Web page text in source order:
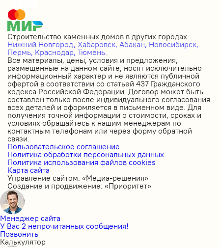
Строительство каменных домов в других городах
Нижний Новгород, Хабаровск, Абакан, Новосибирск,
Пермь, Краснодар, Тюмень.
Все материалы, цены, условия и предложения,
размещенные на данном сайте, носят исключительно
информационный характер и не являются публичной
офертой в соответствии со статьей 437 Гражданского
кодекса Российской Федерации. Договор может быть
составлен только после индивидуального согласования
всех деталей и оформляется в письменном виде. Для
получения точной информации о стоимости, сроках и
условиях обращайтесь к нашим менеджерам по
контактным телефонам или через форму обратной
связи.
Пользовательское соглашение
Политика обработки персональных данных
Политика использования файлов cookies
Карта сайта
Управление сайтом: «Медиа-решения»
Создание и продвижение: «Приоритет»
Менеджер сайта
У Вас 2 непрочитанных сообщения!
Позвонить
Калькулятор